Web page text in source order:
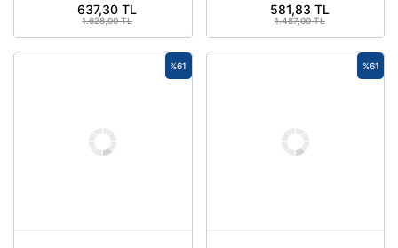
637,30 TL
1.628,00 TL
581,83 TL
1.487,00 TL
%61 %61